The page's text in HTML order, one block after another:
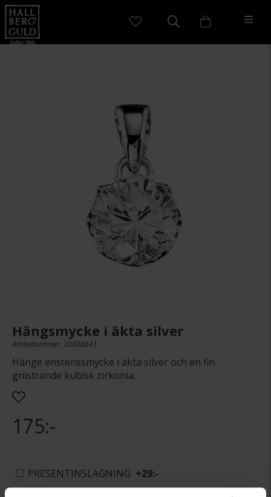
Hängsmycke i äkta silver
Artikelnummer: 20008641
Hänge enstenssmycke i äkta silver och en fin
gnistrande kubisk zirkonia.
175:-
PRESENTINSLAGNING +29:-